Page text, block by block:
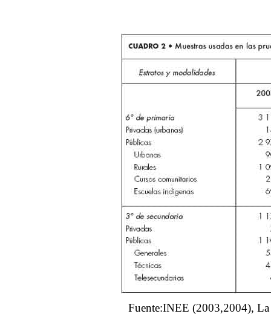
Fuente:INEE (2003,2004), La